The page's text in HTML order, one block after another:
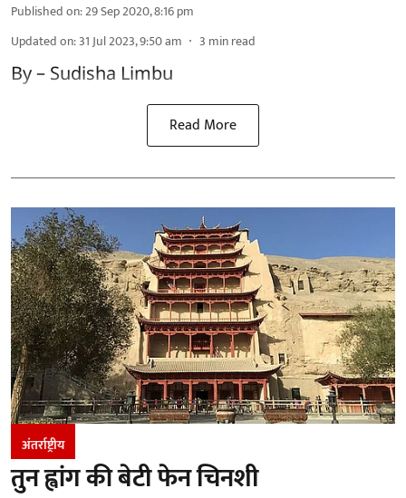
Published on:29 Sep 2020, 8:16 pm
Updated on:31 Jul 2023, 9:50 am 3 min read
By – Sudisha Limbu
Read More
अंतर्राष्ट्रीय
तुन ह्वांग की बेटी फेन चिनशी